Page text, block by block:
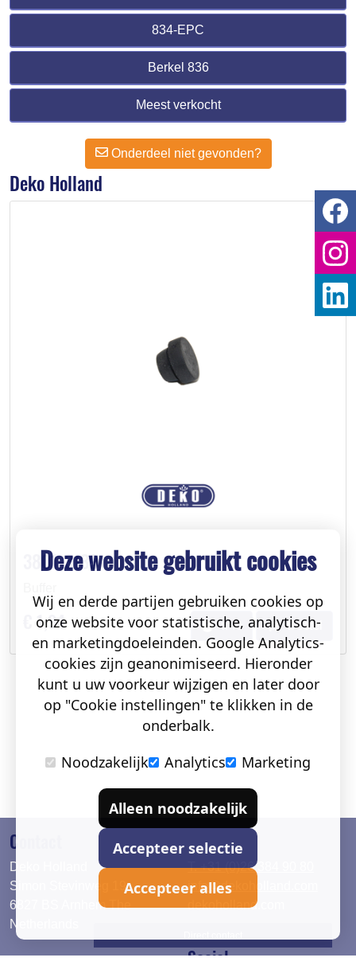
834-EPC
Berkel 836
Meest verkocht
Onderdeel niet gevonden?
Deko Holland
3801-3139
€ 1,94 info Bestel
Contact
Deko Holland
Simon Stevinweg 19
6827 BS Arnhem The
Netherlands
T. +31 (0)26 384 90 80
info@dekoholland.com
dekoholland.com
Social
Deze website gebruikt cookies
Wij en derde partijen gebruiken cookies op
onze website voor statistische, analytisch-
en marketingdoeleinden. Google Analytics-
cookies zijn geanonimiseerd. Hieronder
kunt u uw voorkeur wijzigen en later door
op "Cookie instellingen" te klikken in de
onderbalk.
Noodzakelijk
Analytics Marketing
Alleen noodzakelijk
Accepteer selectie
Accepteer alles